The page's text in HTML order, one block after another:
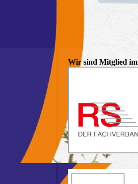
Wir sind Mitglied im